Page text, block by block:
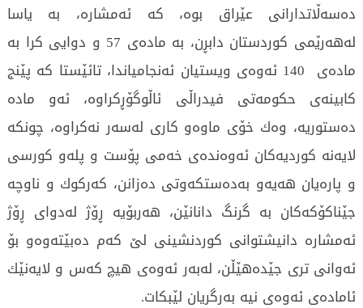
ده‌سه‌ڵاتدارانی‌ عێراق بوه‌، كه‌ ئه‌مشاره‌، به‌ یاسا
له‌هه‌رێمی‌ كوردستان دابڕن، به‌ ماده‌ی‌ 57 و دوایی‌ كرا به‌
ماده‌ی‌ 140 ئه‌وه‌ی‌ ویستیان ئه‌نجامیاندا، تائێستا كه‌ پێنج
كابینه‌ی‌ حكومه‌تی‌ فیدراڵی‌ ئاڵوگۆڕكراوه‌، ئه‌و ماده‌
ده‌ستوریه‌، وه‌ك خۆی‌ ماوه‌و كاری‌ له‌سه‌ر نه‌كراوه‌، چونكه‌
لایه‌نه‌ كوردیه‌كان ئه‌وه‌نده‌ی‌ خه‌می‌ پۆست و پله‌و كورسی‌
و پاره‌یان هه‌یه‌و به‌ده‌ستكه‌وتی‌ ده‌زانن، كه‌ركوك و ناوچه‌
جێناكۆكه‌كان به‌ گرنگ دانانێن، هه‌ربۆیه‌ ڕۆژ له‌دوای‌ ڕۆژ
ئه‌مشاره‌ دانیشتوانی‌ كوردنشینی‌ لێ‌ كه‌م ده‌بێته‌وه‌و بۆ
ئه‌وانی‌ تری جێده‌هێڵن، له‌به‌ر ئه‌وه‌ی‌ هیچ كه‌س و لایه‌نێك
ئاماده‌ی‌ ئه‌وه‌ی‌ نیه‌ به‌رگریان لێبكات.